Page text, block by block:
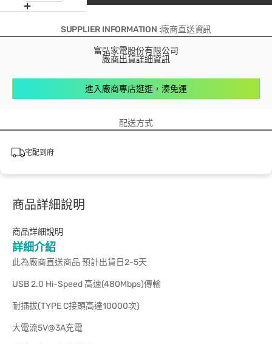
SUPPLIER INFORMATION :廠商直送資訊
富弘家電股份有限公司
廠商出貨詳細資訊
進入廠商專店逛逛，湊免運
配送方式
宅配到府
商品詳細說明
商品詳細說明
詳細介紹
此為廠商直送商品 預計出貨日2-5天
USB 2.0 Hi-Speed 高速(480Mbps)傳輸
耐插拔(TYPE C接頭高達10000次)
大電流5V@3A充電